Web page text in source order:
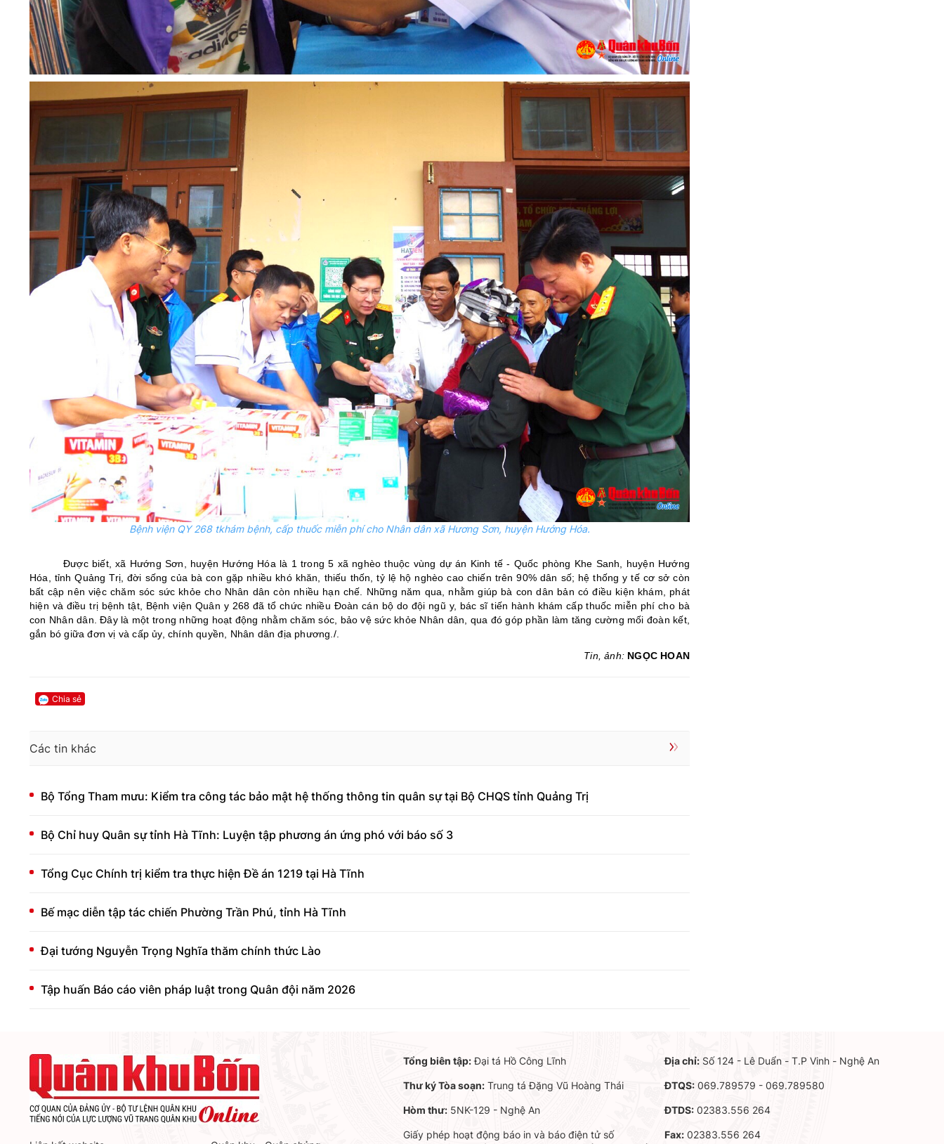
Bệnh viện QY 268 tkhám bệnh, cấp thuốc miễn phí cho Nhân dân xã Hương Sơn, huyện Hướng Hóa.
Được biết, xã Hướng Sơn, huyện Hướng Hóa là 1 trong 5 xã nghèo thuộc vùng dự án Kinh tế - Quốc phòng Khe Sanh, huyện Hướng
Hóa, tỉnh Quảng Trị, đời sống của bà con gặp nhiều khó khăn, thiếu thốn, tỷ lệ hộ nghèo cao chiến trên 90% dân số; hệ thống y tế cơ sở còn
bất cập nên việc chăm sóc sức khỏe cho Nhân dân còn nhiều hạn chế. Những năm qua, nhằm giúp bà con dân bản có điều kiện khám, phát
hiện và điều trị bệnh tật, Bệnh viện Quân y 268 đã tổ chức nhiều Đoàn cán bộ do đội ngũ y, bác sĩ tiến hành khám cấp thuốc miễn phí cho bà
con Nhân dân. Đây là một trong những hoạt động nhằm chăm sóc, bảo vệ sức khỏe Nhân dân, qua đó góp phần làm tăng cường mối đoàn kết,
gắn bó giữa đơn vị và cấp ủy, chính quyền, Nhân dân địa phương./.
Tin, ảnh: NGỌC HOAN
Chia sẻ
Các tin khác
Bộ Tổng Tham mưu: Kiểm tra công tác bảo mật hệ thống thông tin quân sự tại Bộ CHQS tỉnh Quảng Trị
Bộ Chỉ huy Quân sự tỉnh Hà Tĩnh: Luyện tập phương án ứng phó với báo số 3
Tổng Cục Chính trị kiểm tra thực hiện Đề án 1219 tại Hà Tĩnh
Bế mạc diễn tập tác chiến Phường Trần Phú, tỉnh Hà Tĩnh
Đại tướng Nguyễn Trọng Nghĩa thăm chính thức Lào
Tập huấn Báo cáo viên pháp luật trong Quân đội năm 2026
Tổng biên tập:Đại tá Hồ Công Lĩnh
Thư ký Tòa soạn:Trung tá Đặng Vũ Hoàng Thái
Hòm thư:5NK-129 - Nghệ An
Giấy phép hoạt động báo in và báo điện tử số
Địa chỉ:Số 124 - Lê Duẩn - T.P Vinh - Nghệ An
ĐTQS:069.789579 - 069.789580
ĐTDS:02383.556 264
Fax:02383.556 264